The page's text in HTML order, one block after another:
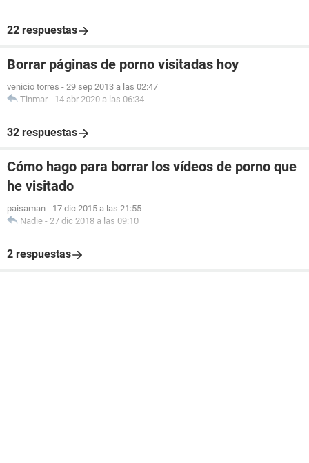
22 respuestas
Borrar páginas de porno visitadas hoy
venicio torres - 29 sep 2013 a las 02:47
Tinmar - 14 abr 2020 a las 06:34
32 respuestas
Cómo hago para borrar los vídeos de porno que
he visitado
paisaman - 17 dic 2015 a las 21:55
Nadie - 27 dic 2018 a las 09:10
2 respuestas